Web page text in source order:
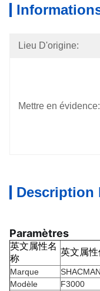
Lieu D'origine:
Mettre en évidence:
Description
Paramètres
英文属性名
称
英文属性
Marque
SHACMAN
Modèle
F3000